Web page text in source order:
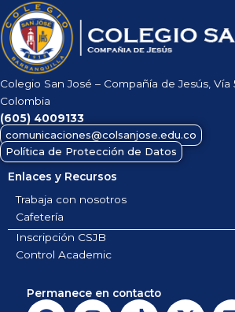
Colegio San José – Compañía de Jesús, Vía
Colombia
(605) 4009133
comunicaciones@colsanjose.edu.co
Política de Protección de Datos
Enlaces y Recursos
Trabaja con nosotros
Cafetería
Inscripción CSJB
Control Academic
Permanece en contacto